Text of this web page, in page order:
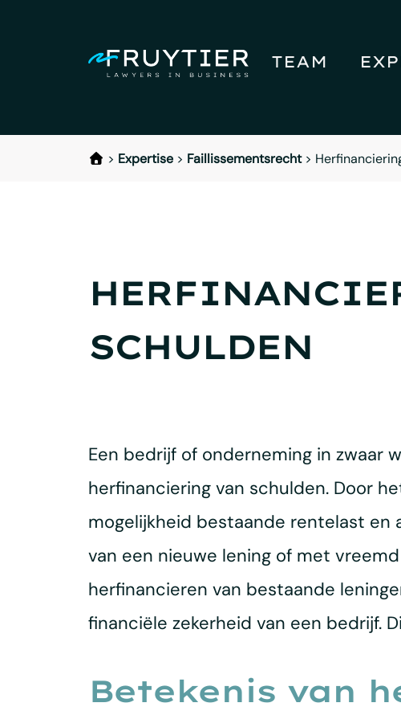
TEAM
> Expertise> Faillissementsrecht>
SCHULDEN
Een bedrijf of onderneming in zwaar
herfinanciering van schulden. Door
mogelijkheid bestaande rentelast en
van een nieuwe lening of met
herfinancieren van bestaande
financiële zekerheid van een bedrijf.
Betekenis van